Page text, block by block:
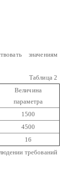
значениям
Таблица 2
Величина
параметра
1500
4500
16
требований